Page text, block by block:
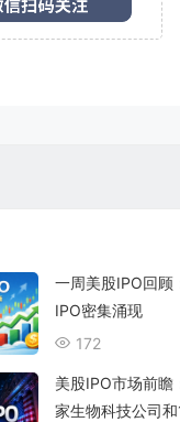
一周美股IPO回顾
IPO密集涌现
172
美股IPO市场前
家生物科技公司